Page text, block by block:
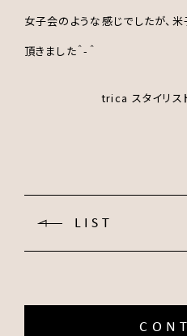
女子会のような感じでしたが、
頂きました＾-＾
trica スタイリ
LIST